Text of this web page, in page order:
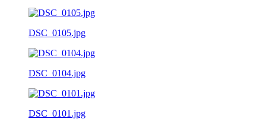
DSC_0105.jpg
DSC_0104.jpg
DSC_0101.jpg